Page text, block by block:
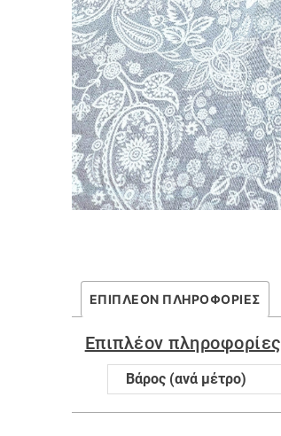
ΕΠΙΠΛΈΟΝ ΠΛΗΡΟΦΟΡΊΕΣ
Επιπλέον πληροφορίες
Βάρος (ανά μέτρο)